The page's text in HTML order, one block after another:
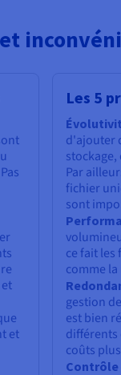
et
Les 5
d'ajouter
Par
fichier
sont
ce fait les
comme
gestion
est bien
différents
coûts
Contrôle